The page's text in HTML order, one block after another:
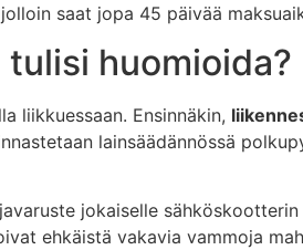
saat jopa 45 päivää
huomioida?
liikkuessaan. Ensinnäkin,
lainsäädännössä
jokaiselle
ehkäistä vakavia vammoja